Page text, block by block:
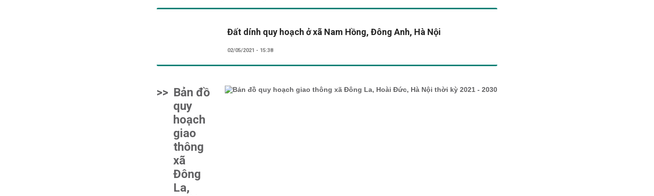
Đất dính quy hoạch ở xã Nam Hồng, Đông Anh, Hà Nội
02/05/2021 - 15:38
>> Bản đồ
quy
hoạch
giao
thông
xã
Đông
La,